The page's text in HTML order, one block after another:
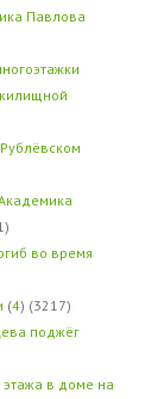
Павлова
во время
(4) (3217)
поджёг
этажа в доме на